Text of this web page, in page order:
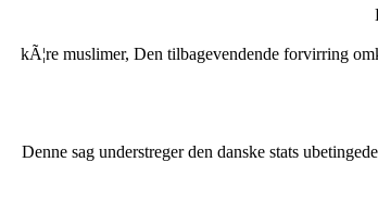
kÃ¦re muslimer, Den tilbagevendende forvirring
Denne sag understreger den danske stats